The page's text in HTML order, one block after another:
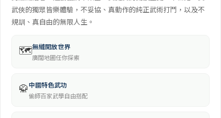
武俠的獨眾皆樂體驗，不妥協、真動作的純正武術打鬥，以及不
規訓、真自由的無限人生。
🗺️無縫開放世界
廣闊地圖任你探索
🥋中國特色武功
偷師百家武學自由搭配